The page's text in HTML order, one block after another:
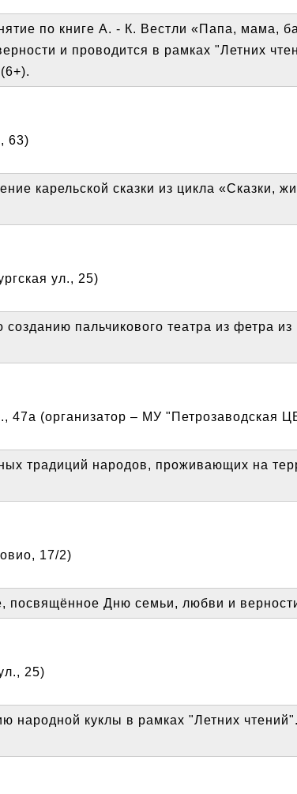
по книге А. - К. Вестли «Папа, мама,
и проводится в рамках "Летних
(6+).
63)
карельской сказки из цикла «Сказки,
ул., 25)
созданию пальчикового театра из фетра
(организатор – МУ "Петрозаводская
традиций народов, проживающих на
17/2)
посвящённое Дню семьи, любви и
25)
народной куклы в рамках "Летних